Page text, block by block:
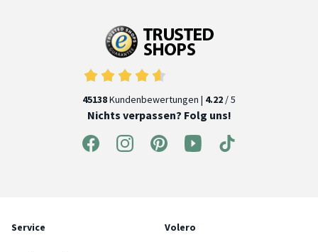
45138Kundenbewertungen | 4.22 / 5
Nichts verpassen? Folg uns!
Service Volero